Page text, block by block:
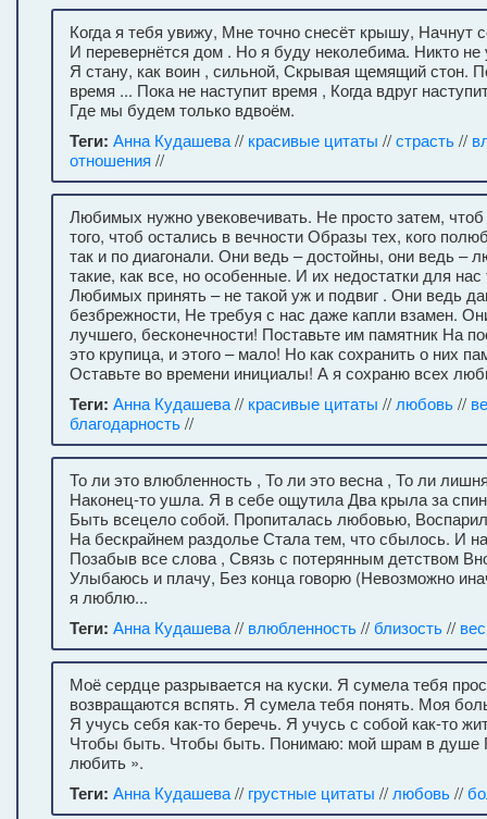
Когда я тебя увижу, Мне точно снесёт крышу, Начнут
И перевернётся дом . Но я буду неколебима. Никто не
Я стану, как воин , сильной, Скрывая щемящий стон.
время ... Пока не наступит время , Когда вдруг
Где мы будем только вдвоём.
Теги: Анна Кудашева// красивые цитаты //страсть//
отношения //
Любимых нужно увековечивать. Не просто затем,
того, чтоб остались в вечности Образы тех, кого
так и по диагонали. Они ведь – достойны, они ведь –
такие, как все, но особенные. И их недостатки для
Любимых принять – не такой уж и подвиг . Они ведь
безбрежности, Не требуя с нас даже капли взамен.
лучшего, бесконечности! Поставьте им памятник На
это крупица, и этого – мало! Но как сохранить о них
Оставьте во времени инициалы! А я сохраню всех
Теги: Анна Кудашева// красивые цитаты // любовь//
благодарность//
То ли это влюбленность , То ли это весна , То ли
Наконец-то ушла. Я в себе ощутила Два крыла за
Быть всецело собой. Пропиталась любовью,
На бескрайнем раздолье Стала тем, что сбылось. И
Позабыв все слова , Связь с потерянным детством
Улыбаюсь и плачу, Без конца говорю (Невозможно
я люблю...
Теги: Анна Кудашева// влюбленность//близость//
Моё сердце разрывается на куски. Я сумела тебя
возвращаются вспять. Я сумела тебя понять. Моя
Я учусь себя как-то беречь. Я учусь с собой как-то
Чтобы быть. Чтобы быть. Понимаю: мой шрам в душе
любить ».
Теги: Анна Кудашева// грустные цитаты // любовь//